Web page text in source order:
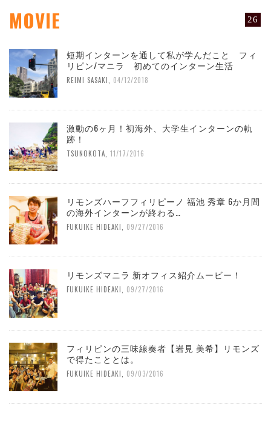
26
MOVIE
短期インターンを通して私が学んだこと フィ
リピン/マニラ 初めてのインターン生活
REIMI SASAKI 04/12/2018
激動の6ヶ月！初海外、大学生インターンの軌
跡！
TSUNOKOTA 11/17/2016
リモンズハーフフィリピーノ 福池 秀章 6か月間
の海外インターンが終わる…
FUKUIKE HIDEAKI 09/27/2016
リモンズマニラ 新オフィス紹介ムービー！
FUKUIKE HIDEAKI 09/27/2016
フィリピンの三味線奏者【岩見 美希】リモンズ
で得たこととは。
FUKUIKE HIDEAKI 09/03/2016